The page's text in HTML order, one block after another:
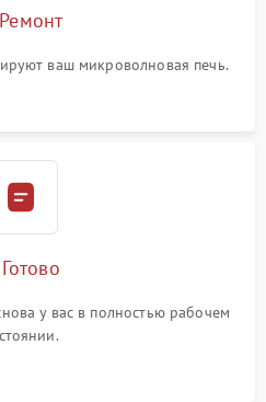
ваш микроволновая печь.
у вас в полностью рабочем